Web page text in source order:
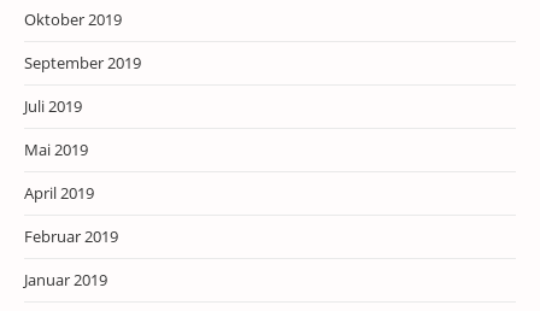
Oktober 2019
September 2019
Juli 2019
Mai 2019
April 2019
Februar 2019
Januar 2019